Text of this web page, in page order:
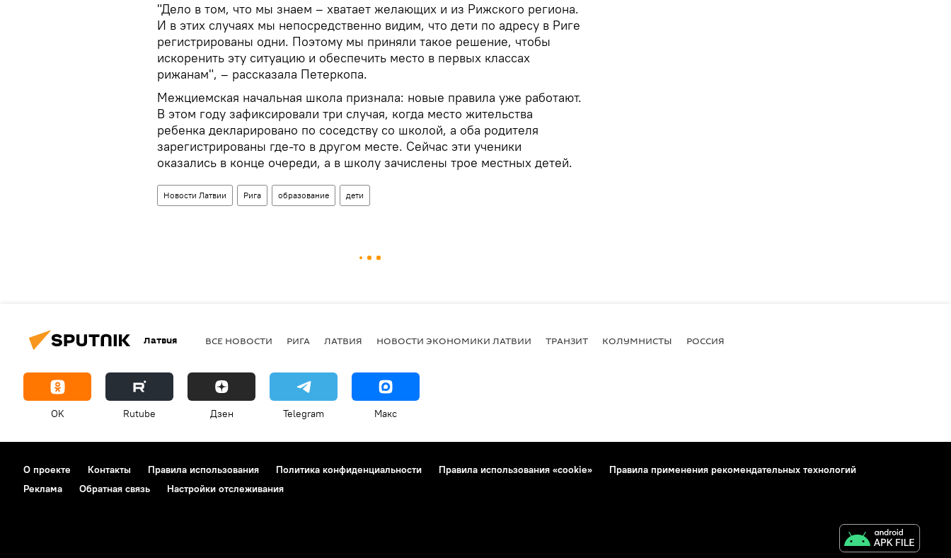
"Дело в том, что мы знаем – хватает желающих и из Рижского региона.
И в этих случаях мы непосредственно видим, что дети по адресу в Риге
регистрированы одни. Поэтому мы приняли такое решение, чтобы
искоренить эту ситуацию и обеспечить место в первых классах
рижанам", – рассказала Петеркопа.
Межциемская начальная школа признала: новые правила уже работают.
В этом году зафиксировали три случая, когда место жительства
ребенка декларировано по соседству со школой, а оба родителя
зарегистрированы где-то в другом месте. Сейчас эти ученики
оказались в конце очереди, а в школу зачислены трое местных детей.
Новости Латвии Рига образование дети
Латвия ВСЕ НОВОСТИ РИГА ЛАТВИЯ НОВОСТИ ЭКОНОМИКИ ЛАТВИИ ТРАНЗИТ КОЛУМНИСТЫ РОССИЯ
OK Rutube Дзен Telegram Макс
О проекте Контакты Правила использования Политика конфиденциальности Правила использования «cookie»
Правила применения рекомендательных технологий
Реклама
Обратная связь Настройки отслеживания